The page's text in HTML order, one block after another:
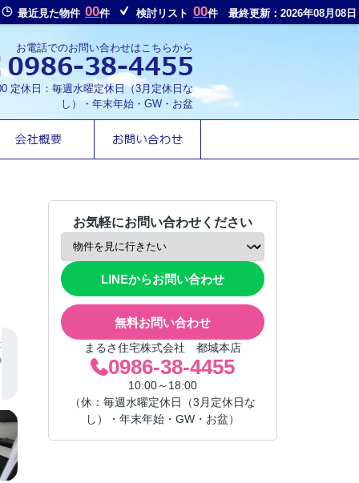
最近見た物件 00件 検討リスト 00件 最終更新：2026年08月08日
お電話でのお問い合わせはこちらから
定休日：毎週水曜定休日（3月定休日な
し）・年末年始・GW・お盆
お気軽にお問い合わせください
LINEからお問い合わせ
無料お問い合わせ
まるさ住宅株式会社 都城本店
0986-38-4455
10:00～18:00
（休：毎週水曜定休日（3月定休日な
し）・年末年始・GW・お盆）